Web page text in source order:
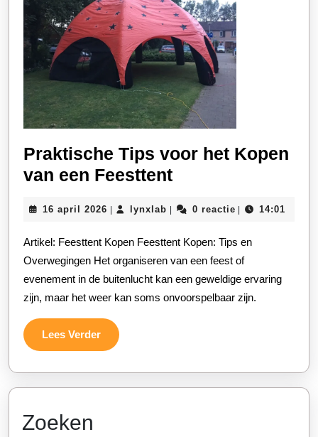
Praktische Tips voor het Kopen
van een FeesttentPraktische
voor
het
Kopen
van
een
16 april 2026 16
| lynxlab lynxlab
| 0 reactie | 14:01
Artikel: Feesttent Kopen Feesttent Kopen: Tips en
Overwegingen Het organiseren van een feest of
evenement in de buitenlucht kan een geweldige ervaring
zijn, maar het weer kan soms onvoorspelbaar zijn.
Lees VerderLees
Verder
Zoeken